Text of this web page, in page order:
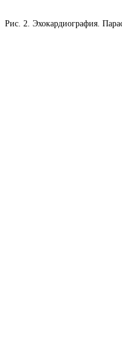
Рис. 2. Эхокардиография.